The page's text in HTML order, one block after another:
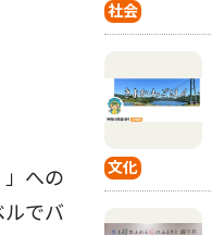
への
でバ
社会
文化